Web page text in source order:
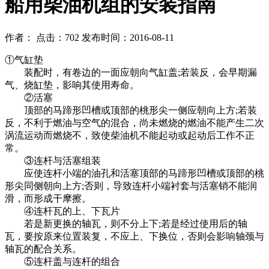
船用柴油机组的安装指南
作者： 点击：702 发布时间：2016-08-11
①气缸垫
装配时，有卷边的一面应朝向气缸盖;若装反，会早期漏
气、烧缸垫，影响其使用寿命。
②活塞
顶部的马蹄形凹槽或顶部的桃形尖一侧应朝向上方;若装
反，不利于燃油与空气的混合，尚未燃烧的燃油不能产生二次
涡流运动而燃烧不，致使柴油机不能起动或起动后工作不正
常。
③连杆与活塞组装
应使连杆小端的油孔和活塞顶部的马蹄形凹槽或顶部的桃
形尖同侧朝向上方;否则，导致连杆小端衬套与活塞销不能润
滑，而形成干摩擦。
④连杆瓦的上、下瓦片
若是新更换的轴瓦，则不分上下;若是经过使用后的轴
瓦，要按原来位置装复，不应上、下换位，否则会影响轴颈与
轴瓦的配合关系。
⑤连杆盖与连杆的组合